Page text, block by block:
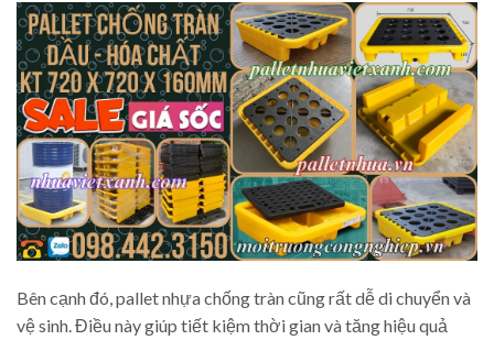
Bên cạnh đó, pallet nhựa chống tràn cũng rất dễ di chuyển và
vệ sinh. Điều này giúp tiết kiệm thời gian và tăng hiệu quả